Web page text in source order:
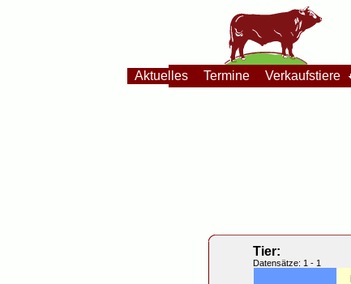
Aktuelles Termine Verkaufstiere
Tier:
Datensätze: 1 - 1